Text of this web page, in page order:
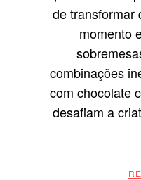
de transformar
momento
combinações
com chocolate
desafiam a